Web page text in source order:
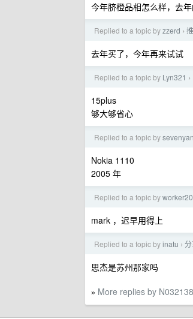
今年脐橙品相怎么样，去
Replied to a topic byzzerd ›
去年买了，今年再来试试
Replied to a topic by Lyn321 ›
15plus
够大够省心
Replied to a topic by
Nokia 1110
2005 年
Replied to a topic by
mark ，迟早用得上
Replied to a topic byinatu ›
思杰是苏州那家吗
» More replies by N032138